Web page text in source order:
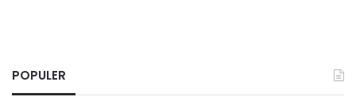
POPULER